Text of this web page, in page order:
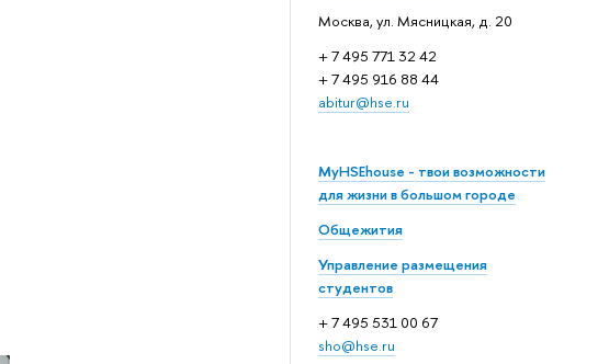
Москва, ул. Мясницкая, д. 20
+ 7 495 771 32 42
+ 7 495 916 88 44
abitur@hse.ru
MyHSEhouse - твои возможности
для жизни в большом городе
Общежития
Управление размещения
студентов
+ 7 495 531 00 67
sho@hse.ru